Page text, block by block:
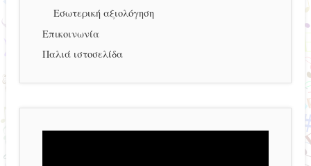
Εσωτερική αξιολόγηση
Επικοινωνία
Παλιά ιστοσελίδα